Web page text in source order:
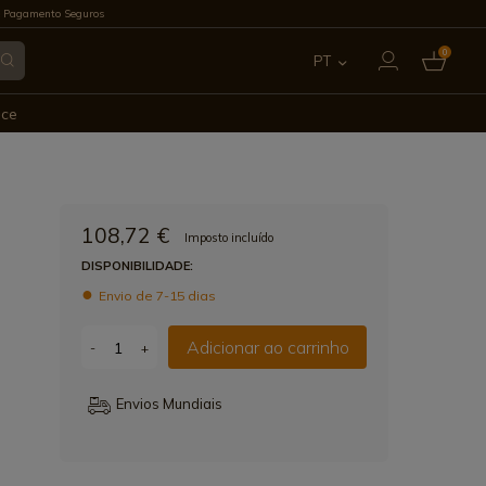
Pagamento Seguros
PT 0
108,72 €
Imposto incluído
DISPONIBILIDADE:
Envio de 7-15 dias
- + Adicionar ao carrinho
Envios Mundiais